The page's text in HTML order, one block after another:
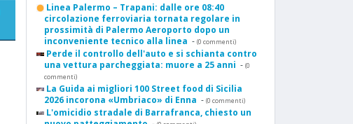
Linea Palermo – Trapani: dalle ore 08:40
circolazione ferroviaria tornata regolare in
prossimità di Palermo Aeroporto dopo un
inconveniente tecnico alla linea - (0 commenti)
Perde il controllo dell'auto e si schianta contro
una vettura parcheggiata: muore a 25 anni - (0
commenti)
La Guida ai migliori 100 Street food di Sicilia
2026 incorona «Umbriaco» di Enna - (0 commenti)
L'omicidio stradale di Barrafranca, chiesto un